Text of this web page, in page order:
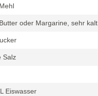
oder Margarine, sehr kalt
Salz
Eiswasser